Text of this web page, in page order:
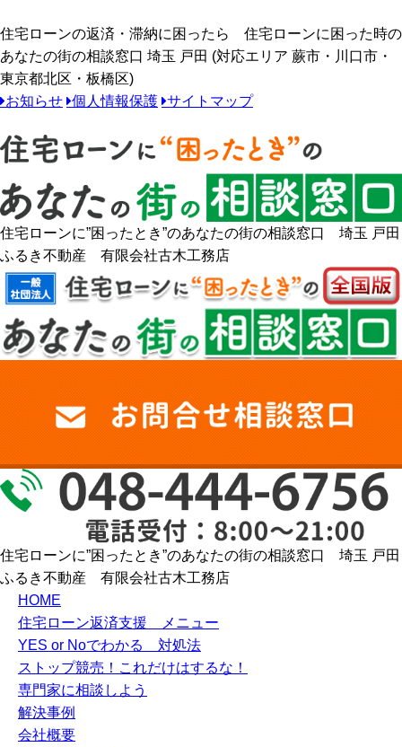
住宅ローンの返済・滞納に困ったら 住宅ローンに困った時の
あなたの街の相談窓口 埼玉 戸田 (対応エリア 蕨市・川口市・
東京都北区・板橋区)
お知らせ 個人情報保護 サイトマップ
住宅ローンに”困ったとき”のあなたの街の相談窓口 埼玉 戸田
ふるき不動産 有限会社古木工務店
住宅ローンに”困ったとき”のあなたの街の相談窓口 埼玉 戸田
ふるき不動産 有限会社古木工務店
HOME
住宅ローン返済支援 メニュー
YES or Noでわかる 対処法
ストップ競売！これだけはするな！
専門家に相談しよう
解決事例
会社概要